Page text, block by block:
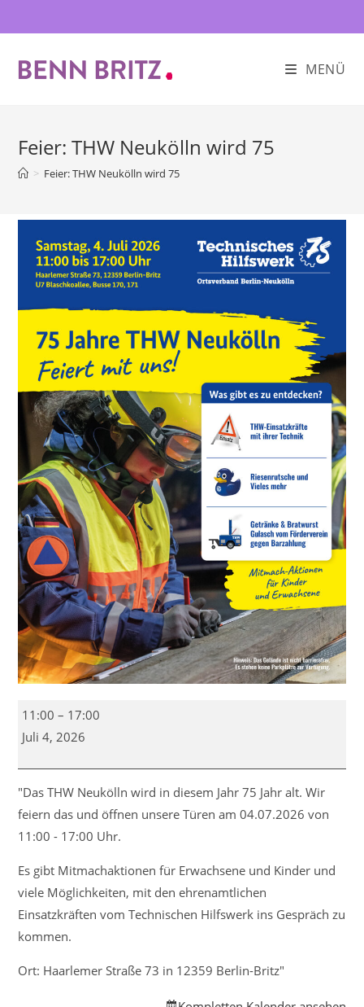
Inhalt
MENÜ
Feier: THW Neukölln wird 75
> Feier: THW Neukölln wird 75
Feier:
THW
wird
75
11:00 – 17:00
Juli 4, 2026
"Das THW Neukölln wird in diesem Jahr 75 Jahr alt. Wir
feiern das und öffnen unsere Türen am 04.07.2026 von
11:00 - 17:00 Uhr.
Es gibt Mitmachaktionen für Erwachsene und Kinder und
viele Möglichkeiten, mit den ehrenamtlichen
Einsatzkräften vom Technischen Hilfswerk ins Gespräch zu
kommen.
Ort: Haarlemer Straße 73 in 12359 Berlin-Britz"